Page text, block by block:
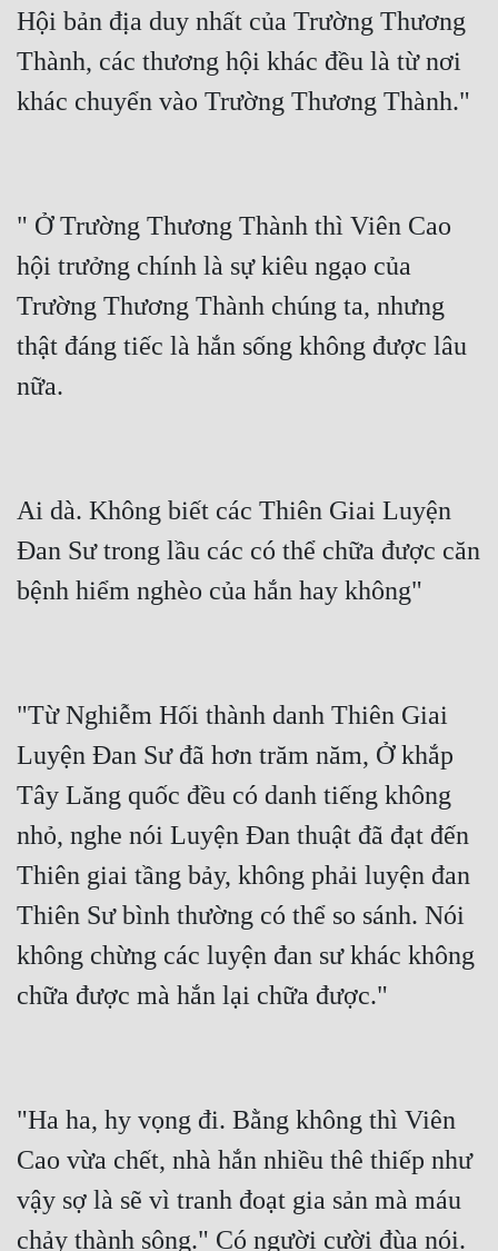
Hội bản địa duy nhất của Trường Thương
Thành, các thương hội khác đều là từ nơi
" Ở Trường Thương Thành thì Viên Cao
hội trưởng chính là sự kiêu ngạo của
Trường Thương Thành chúng ta, nhưng
thật đáng tiếc là hắn sống không được lâu
Ai dà. Không biết các Thiên Giai Luyện
Đan Sư trong lầu các có thể chữa được căn
"Từ Nghiễm Hối thành danh Thiên Giai
Luyện Đan Sư đã hơn trăm năm, Ở khắp
Tây Lăng quốc đều có danh tiếng không
nhỏ, nghe nói Luyện Đan thuật đã đạt đến
Thiên giai tầng bảy, không phải luyện đan
Thiên Sư bình thường có thể so sánh. Nói
không chừng các luyện đan sư khác không
"Ha ha, hy vọng đi. Bằng không thì Viên
Cao vừa chết, nhà hắn nhiều thê thiếp như
vậy sợ là sẽ vì tranh đoạt gia sản mà máu